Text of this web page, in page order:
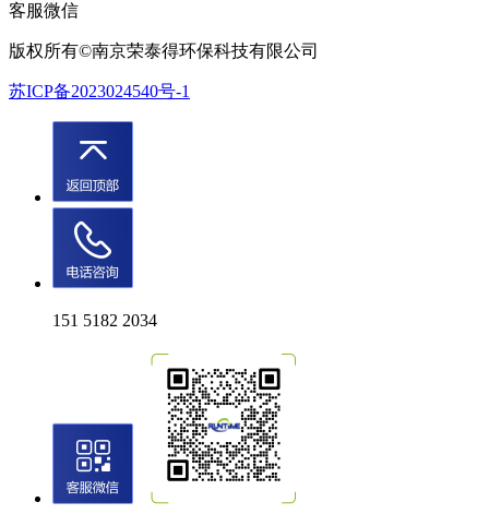
客服微信
版权所有©南京荣泰得环保科技有限公司
苏ICP备2023024540号-1
151 5182 2034